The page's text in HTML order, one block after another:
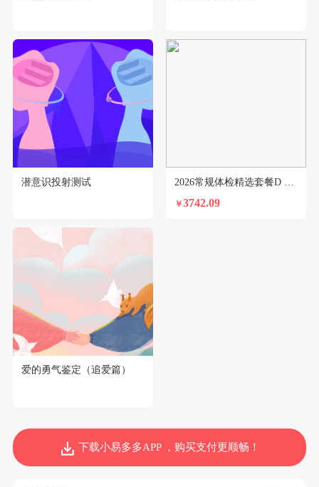
潜意识投射测试
￥3742.09
爱的勇气鉴定（追爱篇）
下载小易多多APP ，购买支付更顺畅！